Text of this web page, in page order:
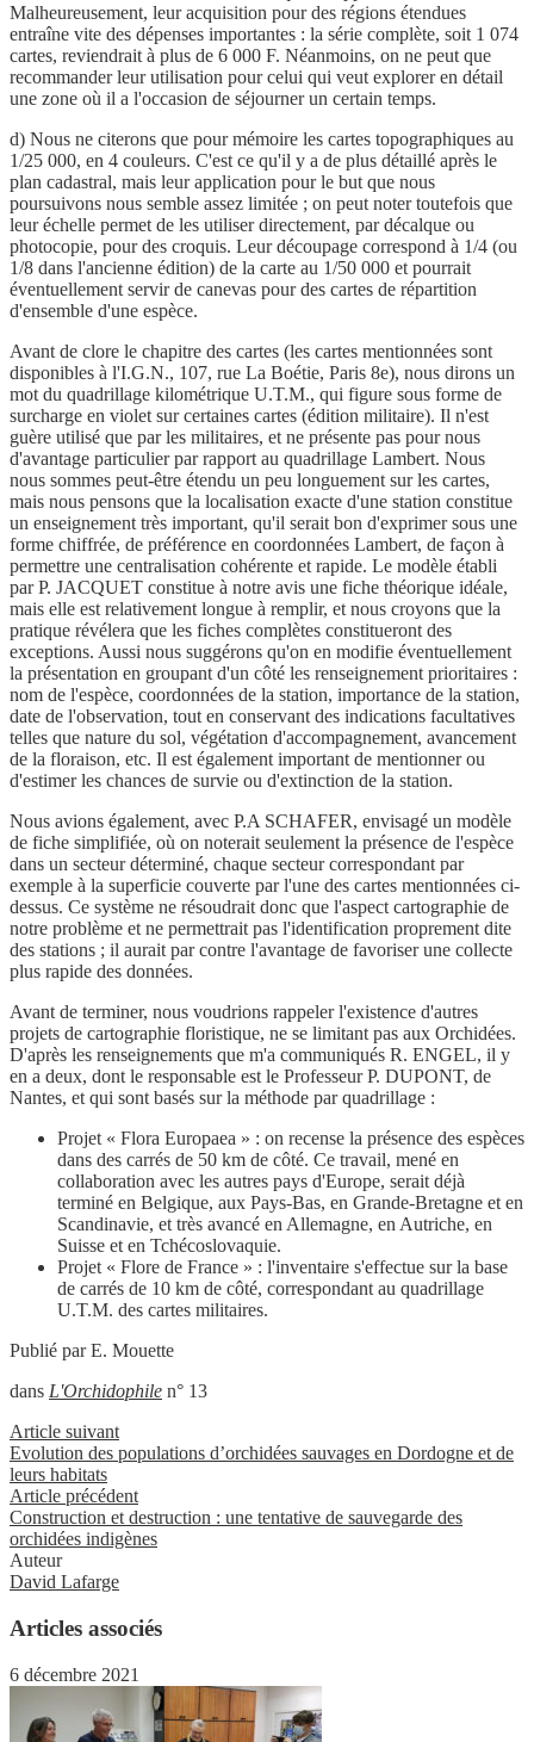
Malheureusement, leur acquisition pour des régions étendues
entraîne vite des dépenses importantes : la série complète, soit 1 074
cartes, reviendrait à plus de 6 000 F. Néanmoins, on ne peut que
recommander leur utilisation pour celui qui veut explorer en détail
une zone où il a l'occasion de séjourner un certain temps.
d) Nous ne citerons que pour mémoire les cartes topographiques au
1/25 000, en 4 couleurs. C'est ce qu'il y a de plus détaillé après le
plan cadastral, mais leur application pour le but que nous
poursuivons nous semble assez limitée ; on peut noter toutefois que
leur échelle permet de les utiliser directement, par décalque ou
photocopie, pour des croquis. Leur découpage correspond à 1/4 (ou
1/8 dans l'ancienne édition) de la carte au 1/50 000 et pourrait
éventuellement servir de canevas pour des cartes de répartition
d'ensemble d'une espèce.
Avant de clore le chapitre des cartes (les cartes mentionnées sont
disponibles à l'I.G.N., 107, rue La Boétie, Paris 8e), nous dirons un
mot du quadrillage kilométrique U.T.M., qui figure sous forme de
surcharge en violet sur certaines cartes (édition militaire). Il n'est
guère utilisé que par les militaires, et ne présente pas pour nous
d'avantage particulier par rapport au quadrillage Lambert. Nous
nous sommes peut-être étendu un peu longuement sur les cartes,
mais nous pensons que la localisation exacte d'une station constitue
un enseignement très important, qu'il serait bon d'exprimer sous une
forme chiffrée, de préférence en coordonnées Lambert, de façon à
permettre une centralisation cohérente et rapide. Le modèle établi
par P. JACQUET constitue à notre avis une fiche théorique idéale,
mais elle est relativement longue à remplir, et nous croyons que la
pratique révélera que les fiches complètes constitueront des
exceptions. Aussi nous suggérons qu'on en modifie éventuellement
la présentation en groupant d'un côté les renseignement prioritaires :
nom de l'espèce, coordonnées de la station, importance de la station,
date de l'observation, tout en conservant des indications facultatives
telles que nature du sol, végétation d'accompagnement, avancement
de la floraison, etc. Il est également important de mentionner ou
d'estimer les chances de survie ou d'extinction de la station.
Nous avions également, avec P.A SCHAFER, envisagé un modèle
de fiche simplifiée, où on noterait seulement la présence de l'espèce
dans un secteur déterminé, chaque secteur correspondant par
exemple à la superficie couverte par l'une des cartes mentionnées ci-
dessus. Ce système ne résoudrait donc que l'aspect cartographie de
notre problème et ne permettrait pas l'identification proprement dite
des stations ; il aurait par contre l'avantage de favoriser une collecte
plus rapide des données.
Avant de terminer, nous voudrions rappeler l'existence d'autres
projets de cartographie floristique, ne se limitant pas aux Orchidées.
D'après les renseignements que m'a communiqués R. ENGEL, il y
en a deux, dont le responsable est le Professeur P. DUPONT, de
Nantes, et qui sont basés sur la méthode par quadrillage :
Projet « Flora Europaea » : on recense la présence des espèces
dans des carrés de 50 km de côté. Ce travail, mené en
collaboration avec les autres pays d'Europe, serait déjà
terminé en Belgique, aux Pays-Bas, en Grande-Bretagne et en
Scandinavie, et très avancé en Allemagne, en Autriche, en
Suisse et en Tchécoslovaquie.
Projet « Flore de France » : l'inventaire s'effectue sur la base
de carrés de 10 km de côté, correspondant au quadrillage
U.T.M. des cartes militaires.
Publié par E. Mouette
dans L'Orchidophile n° 13
Article suivant
Evolution des populations d’orchidées sauvages en Dordogne et de
leurs habitats
Article précédent
Construction et destruction : une tentative de sauvegarde des
orchidées indigènes
Auteur
David Lafarge
Articles associés
6 décembre 2021